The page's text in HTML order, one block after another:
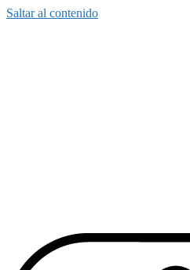
Saltar al contenido